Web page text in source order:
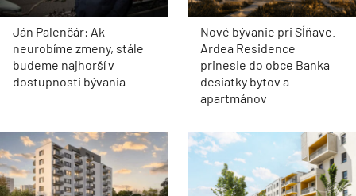
Ján Palenčár: Ak
neurobíme zmeny, stále
budeme najhorší v
dostupnosti bývania
Nové bývanie pri Sĺňave.
Ardea Residence
prinesie do obce Banka
desiatky bytov a
apartmánov